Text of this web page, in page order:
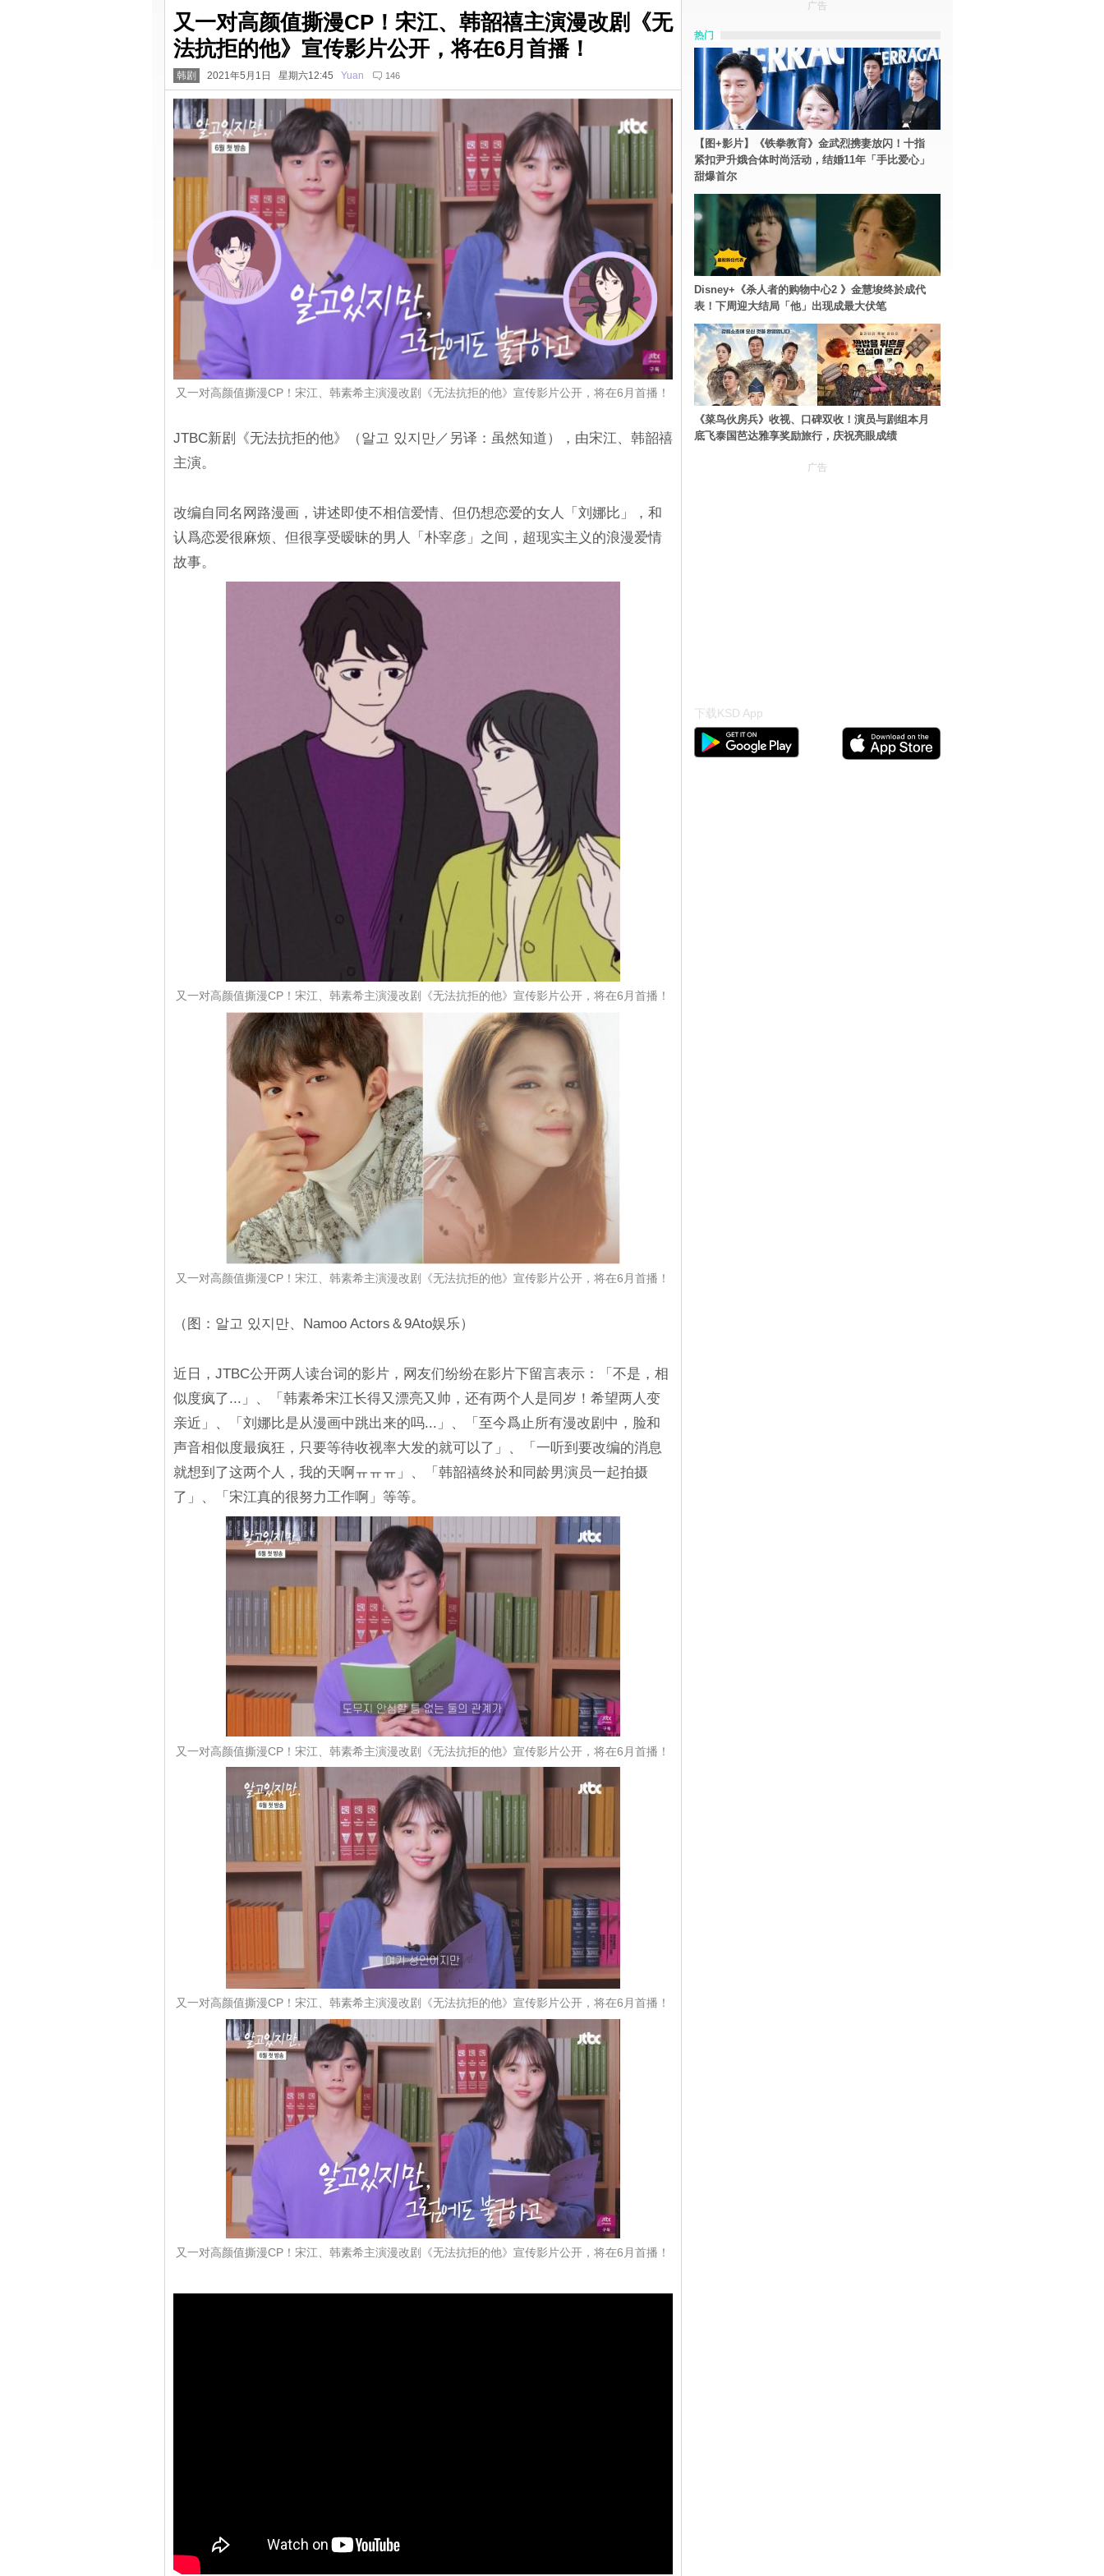
又一对高颜值撕漫CP！宋江、韩韶禧主演漫改剧《无
法抗拒的他》宣传影片公开，将在6月首播！
韩剧 2021年5月1日 星期六12:45 Yuan 146
又一对高颜值撕漫CP！宋江、韩素希主演漫改剧《无法抗拒的他》宣传影片公开，将在6月首播！
JTBC新剧《无法抗拒的他》（알고 있지만／另译：虽然知道），由宋江、韩韶禧
主演。
改编自同名网路漫画，讲述即使不相信爱情、但仍想恋爱的女人「刘娜比」，和
认爲恋爱很麻烦、但很享受暧昧的男人「朴宰彦」之间，超现实主义的浪漫爱情
故事。
又一对高颜值撕漫CP！宋江、韩素希主演漫改剧《无法抗拒的他》宣传影片公开，将在6月首播！
又一对高颜值撕漫CP！宋江、韩素希主演漫改剧《无法抗拒的他》宣传影片公开，将在6月首播！
（图：알고 있지만、Namoo Actors＆9Ato娱乐）
近日，JTBC公开两人读台词的影片，网友们纷纷在影片下留言表示：「不是，相
似度疯了...」、「韩素希宋江长得又漂亮又帅，还有两个人是同岁！希望两人变
亲近」、「刘娜比是从漫画中跳出来的吗...」、「至今爲止所有漫改剧中，脸和
声音相似度最疯狂，只要等待收视率大发的就可以了」、「一听到要改编的消息
就想到了这两个人，我的天啊ㅠㅠㅠ」、「韩韶禧终於和同龄男演员一起拍摄
了」、「宋江真的很努力工作啊」等等。
又一对高颜值撕漫CP！宋江、韩素希主演漫改剧《无法抗拒的他》宣传影片公开，将在6月首播！
又一对高颜值撕漫CP！宋江、韩素希主演漫改剧《无法抗拒的他》宣传影片公开，将在6月首播！
又一对高颜值撕漫CP！宋江、韩素希主演漫改剧《无法抗拒的他》宣传影片公开，将在6月首播！
广告
热门
【图+影片】《铁拳教育》金武烈携妻放闪！十指
紧扣尹升娥合体时尚活动，结婚11年「手比爱心」
甜爆首尔
Disney+《杀人者的购物中心2 》金慧埈终於成代
表！下周迎大结局「他」出现成最大伏笔
《菜鸟伙房兵》收视、口碑双收！演员与剧组本月
底飞泰国芭达雅享奖励旅行，庆祝亮眼成绩
广告
下载KSD App